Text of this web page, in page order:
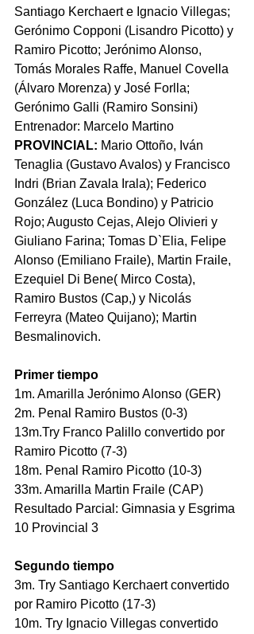
Santiago Kerchaert e Ignacio Villegas;
Gerónimo Copponi (Lisandro Picotto) y
Ramiro Picotto; Jerónimo Alonso,
Tomás Morales Raffe, Manuel Covella
(Álvaro Morenza) y José Forlla;
Gerónimo Galli (Ramiro Sonsini)
Entrenador: Marcelo Martino
PROVINCIAL: Mario Ottoño, Iván
Tenaglia (Gustavo Avalos) y Francisco
Indri (Brian Zavala Irala); Federico
González (Luca Bondino) y Patricio
Rojo; Augusto Cejas, Alejo Olivieri y
Giuliano Farina; Tomas D`Elia, Felipe
Alonso (Emiliano Fraile), Martin Fraile,
Ezequiel Di Bene( Mirco Costa),
Ramiro Bustos (Cap,) y Nicolás
Ferreyra (Mateo Quijano); Martin
Besmalinovich.
Primer tiempo
1m. Amarilla Jerónimo Alonso (GER)
2m. Penal Ramiro Bustos (0-3)
13m.Try Franco Palillo convertido por
Ramiro Picotto (7-3)
18m. Penal Ramiro Picotto (10-3)
33m. Amarilla Martin Fraile (CAP)
Resultado Parcial: Gimnasia y Esgrima
10 Provincial 3
Segundo tiempo
3m. Try Santiago Kerchaert convertido
por Ramiro Picotto (17-3)
10m. Try Ignacio Villegas convertido